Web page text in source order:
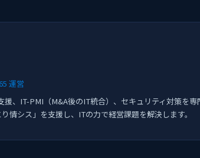
運営
、IT-PMI（M&A後のIT統合）、セキュリティ対策を専
情シス」を支援し、ITの力で経営課題を解決します。